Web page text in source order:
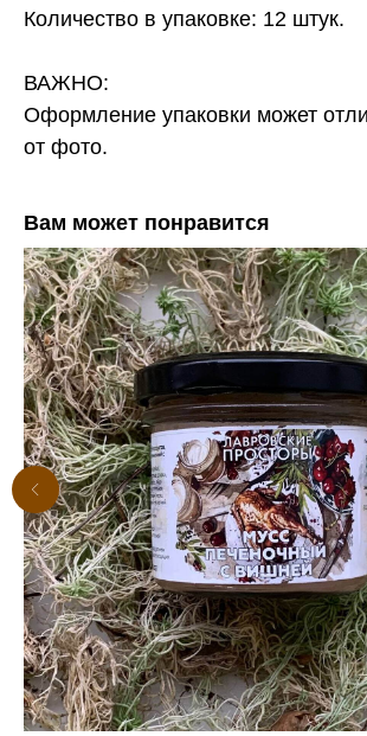
Количество в упаковке: 12 штук.
ВАЖНО:
Оформление упаковки может
от фото.
Вам может понравится